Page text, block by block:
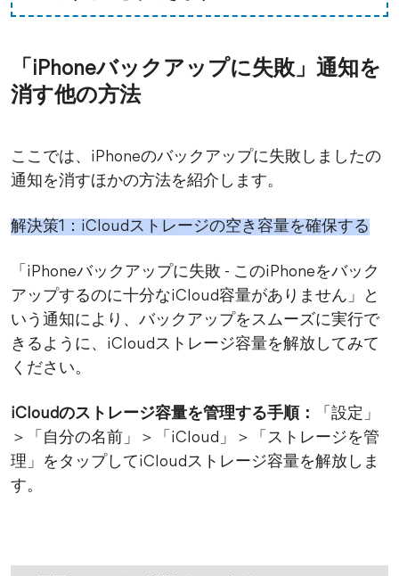
「iPhoneバックアップに失敗」通知を
消す他の方法
ここでは、iPhoneのバックアップに失敗しましたの
通知を消すほかの方法を紹介します。
解決策1：iCloudストレージの空き容量を確保する
「iPhoneバックアップに失敗 - このiPhoneをバック
アップするのに十分なiCloud容量がありません」と
いう通知により、バックアップをスムーズに実行で
きるように、iCloudストレージ容量を解放してみて
ください。
iCloudのストレージ容量を管理する手順：
「設定」
＞「自分の名前」＞「iCloud」＞「ストレージを管
理」をタップしてiCloudストレージ容量を解放しま
す。